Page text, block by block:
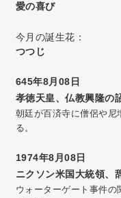
愛の喜び
今月の誕生花：
つつじ
645年8月08日
孝徳天皇、仏教興隆の
朝廷が百済寺に僧侶や尼
る。
1974年8月08日
ニクソン米国大統領、
ウォーターゲート事件